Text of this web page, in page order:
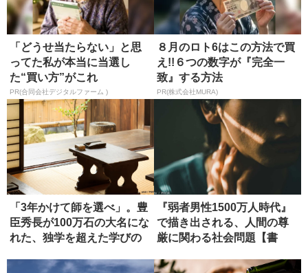
「どうせ当たらない」と思
ってた私が本当に当選し
た“買い方”がこれ
PR(合同会社デジタルファーム )
８月のロト6はこの方法で買
え!!６つの数字が『完全一
致』する方法
PR(株式会社MURA)
「3年かけて師を選べ」。豊
臣秀長が100万石の大名にな
れた、独学を超えた学びの
『弱者男性1500万人時代』
で描き出される、人間の尊
厳に関わる社会問題【書